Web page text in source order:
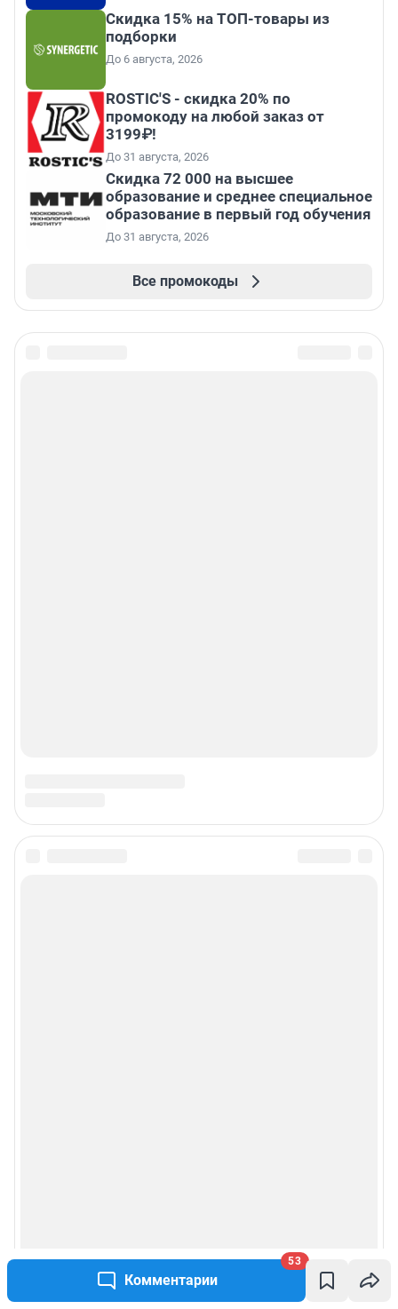
Комментарии
53
Скидка 15% на ТОП-товары из
подборки
До 6 августа, 2026
ROSTIC'S - скидка 20% по
промокоду на любой заказ от
3199₽!
До 31 августа, 2026
Скидка 72 000 на высшее
образование и среднее специальное
образование в первый год обучения
До 31 августа, 2026
Все промокоды